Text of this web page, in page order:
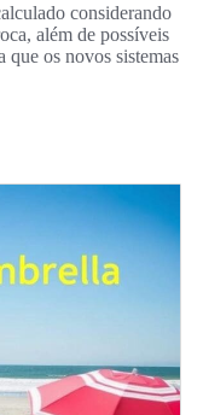
considerando
além de possíveis
que os novos sistemas